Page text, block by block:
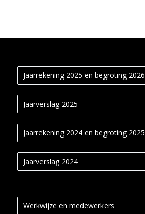
Jaarrekening 2025 en begroting 2026
Jaarverslag 2025
Jaarrekening 2024 en begroting 2025
Jaarverslag 2024
Werkwijze en medewerkers